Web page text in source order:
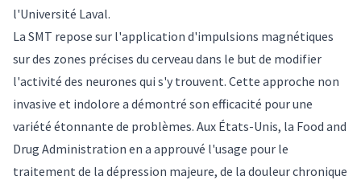
l'Université Laval.
La SMT repose sur l'application d'impulsions magnétiques
sur des zones précises du cerveau dans le but de modifier
l'activité des neurones qui s'y trouvent. Cette approche non
invasive et indolore a démontré son efficacité pour une
variété étonnante de problèmes. Aux États-Unis, la Food and
Drug Administration en a approuvé l'usage pour le
traitement de la dépression majeure, de la douleur chronique